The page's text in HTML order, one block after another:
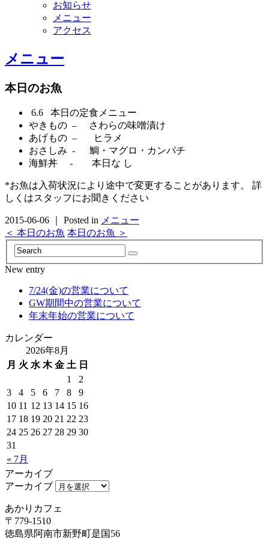
お知らせ
メニュー
アクセス
メニュー
本日のお魚
6.6 本日の定食メニュー
やきもの – さわらの味噌漬け
あげもの – ヒラメ
おさしみ - 鯛・マグロ・カンパチ
海鮮丼 - 本日な し
*お魚は入荷状況により途中で変更することがあります。 詳
しくはスタッフにお聞きください
2015-06-06 ｜ Posted in メニュー
＜ 本日のお魚 本日のお魚 ＞
New entry
7/24(金)の営業について
GW期間中の営業について
年末年始の営業について
カレンダー
2026年8月
月 火 水 木 金 土 日
« 7月
1
2
3
4 5 6 7 8
9
10 11 12 13 14 15 16
17 18 19 20 21 22 23
24 25 26 27 28 29 30
31
アーカイブ
アーカイブ
あかりカフェ
〒779-1510
徳島県阿南市新野町是国56